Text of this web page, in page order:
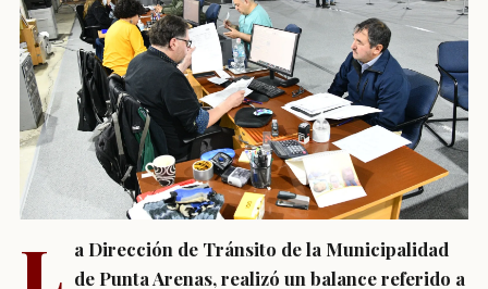
a Dirección de Tránsito de la Municipalidad
de Punta Arenas, realizó un balance referido a